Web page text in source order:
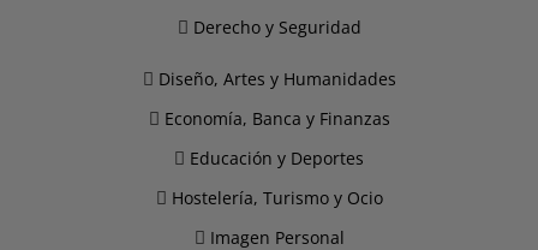
Derecho y Seguridad
Diseño, Artes y Humanidades
Economía, Banca y Finanzas
Educación y Deportes
Hostelería, Turismo y Ocio
Imagen Personal